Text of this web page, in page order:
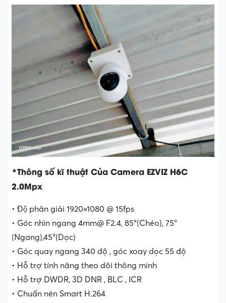
*Thông số kĩ thuật Của Camera EZVIZ H6C
2.0Mpx
• Độ phân giải 1920×1080 @ 15fps
• Góc nhìn ngang 4mm@ F2.4, 85°(Chéo), 75°
(Ngang),45°(Dọc)
• Góc quay ngang 340 độ , góc xoay dọc 55 độ
• Hỗ trợ tính năng theo dõi thông minh
• Hỗ trợ DWDR, 3D DNR , BLC , ICR
• Chuấn nén Smart H.264